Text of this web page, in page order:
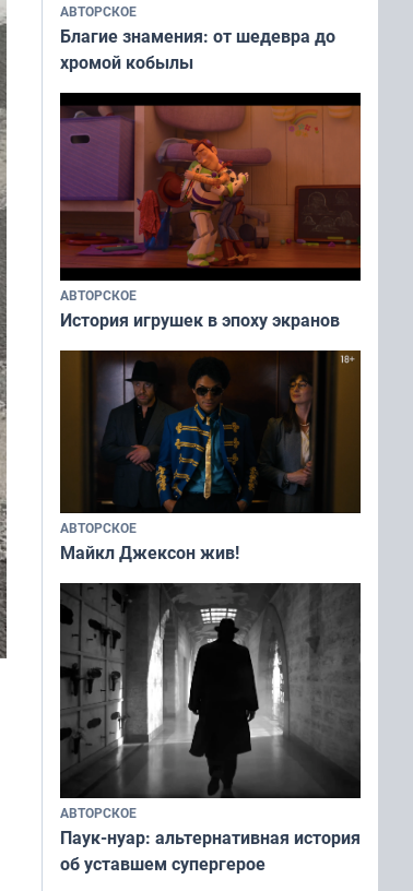
АВТОРСКОЕ
Благие знамения: от шедевра до
хромой кобылы
АВТОРСКОЕ
История игрушек в эпоху экранов
АВТОРСКОЕ
Майкл Джексон жив!
АВТОРСКОЕ
Паук-нуар: альтернативная история
об уставшем супергерое